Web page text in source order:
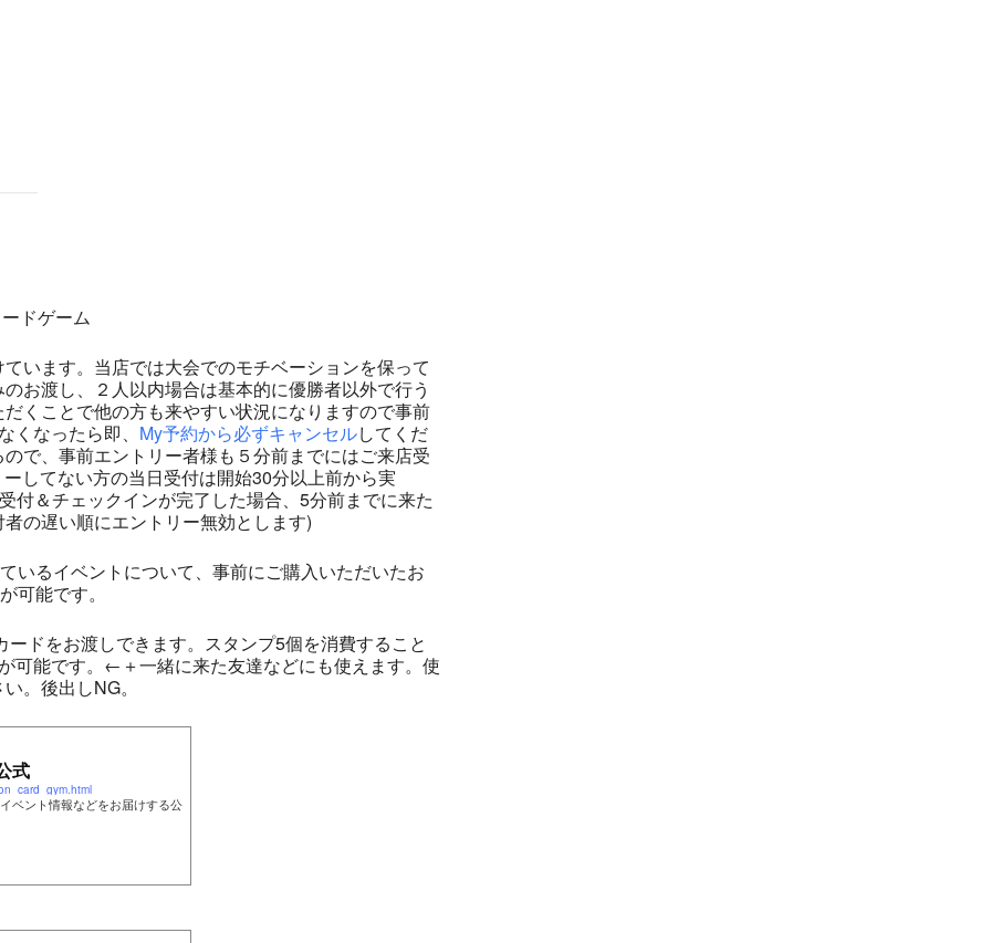
ドゲーム
います。当店では大会でのモチベーションを保って
お渡し、２人以内場合は基本的に優勝者以外で行う
くことで他の方も来やすい状況になりますので事前
なったら即、 My予約から必ずキャンセルしてくだ
で、事前エントリー者様も５分前までにはご来店受
してない方の当日受付は開始30分以上前から実
＆チェックインが完了した場合、5分前までに来た
の遅い順にエントリー無効とします)
いるイベントについて、事前にご購入いただいたお
可能です。
ドをお渡しできます。スタンプ5個を消費すること
可能です。←＋一緒に来た友達などにも使えます。使
。後出しNG。
式
ベント情報などをお届けする公